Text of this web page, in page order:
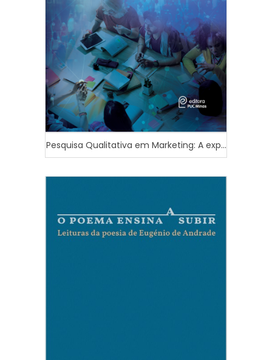
Pesquisa Qualitativa em Marketing: A exp...